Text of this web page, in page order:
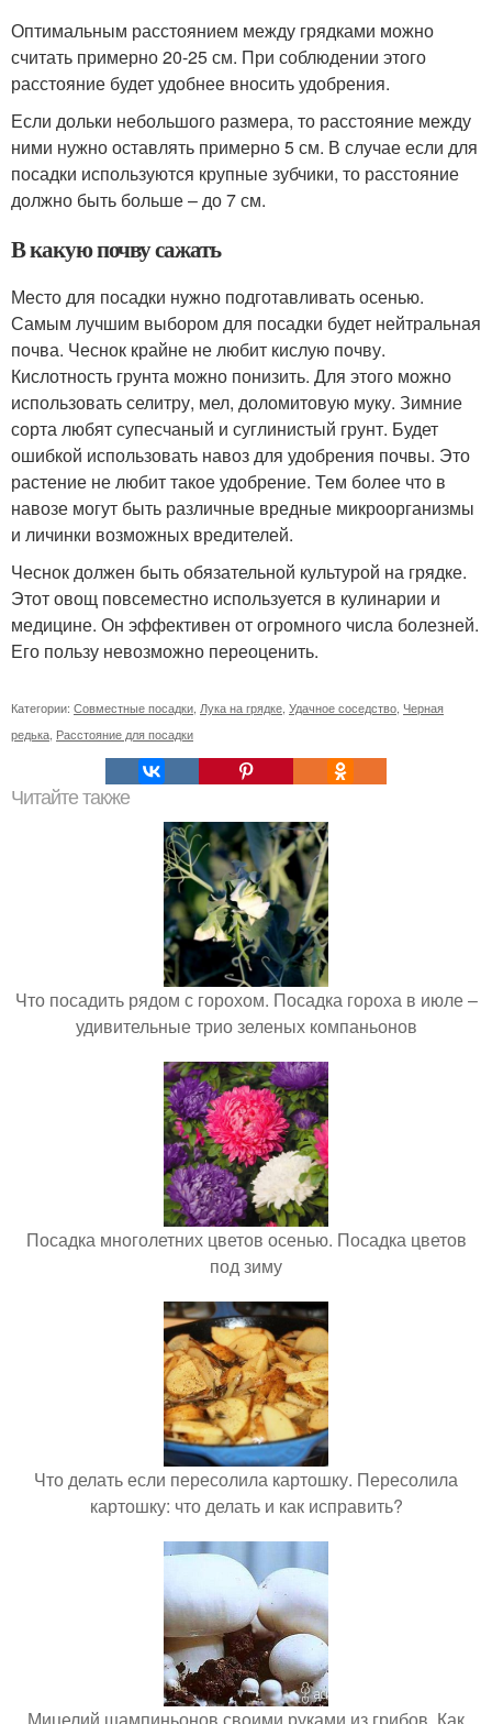
Оптимальным расстоянием между грядками можно
считать примерно 20-25 см. При соблюдении этого
расстояние будет удобнее вносить удобрения.
Если дольки небольшого размера, то расстояние между
ними нужно оставлять примерно 5 см. В случае если для
посадки используются крупные зубчики, то расстояние
должно быть больше – до 7 см.
В какую почву сажать
Место для посадки нужно подготавливать осенью.
Самым лучшим выбором для посадки будет нейтральная
почва. Чеснок крайне не любит кислую почву.
Кислотность грунта можно понизить. Для этого можно
использовать селитру, мел, доломитовую муку. Зимние
сорта любят супесчаный и суглинистый грунт. Будет
ошибкой использовать навоз для удобрения почвы. Это
растение не любит такое удобрение. Тем более что в
навозе могут быть различные вредные микроорганизмы
и личинки возможных вредителей.
Чеснок должен быть обязательной культурой на грядке.
Этот овощ повсеместно используется в кулинарии и
медицине. Он эффективен от огромного числа болезней.
Его пользу невозможно переоценить.
Категории: Совместные посадки Лука на грядке Удачное соседство Черная
редька Расстояние для посадки
Читайте также
Что посадить рядом с горохом. Посадка гороха в июле –
удивительные трио зеленых компаньонов
Посадка многолетних цветов осенью. Посадка цветов
под зиму
Что делать если пересолила картошку. Пересолила
картошку: что делать и как исправить?